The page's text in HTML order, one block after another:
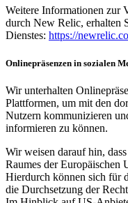
Weitere Informationen zur
durch New Relic, erhalten
Dienstes: https://
Onlinepräsenzen in sozialen
Wir unterhalten
Plattformen, um mit den
Nutzern kommunizieren
informieren zu können.
Wir weisen darauf hin,
Raumes der Europäischen
Hierdurch können sich für
die Durchsetzung der